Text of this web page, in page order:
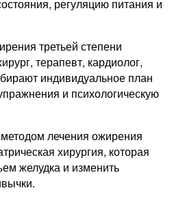
регуляцию питания и
третьей степени
терапевт, кардиолог,
индивидуальное план
и психологическую
лечения ожирения
хирургия, которая
желудка и изменить